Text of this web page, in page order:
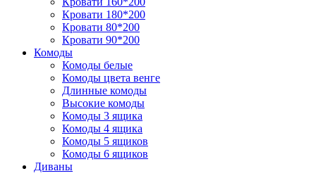
Кровати 180*200
Кровати 80*200
Кровати 90*200
Комоды
Комоды белые
Комоды цвета венге
Длинные комоды
Высокие комоды
Комоды 3 ящика
Комоды 4 ящика
Комоды 5 ящиков
Комоды 6 ящиков
Диваны